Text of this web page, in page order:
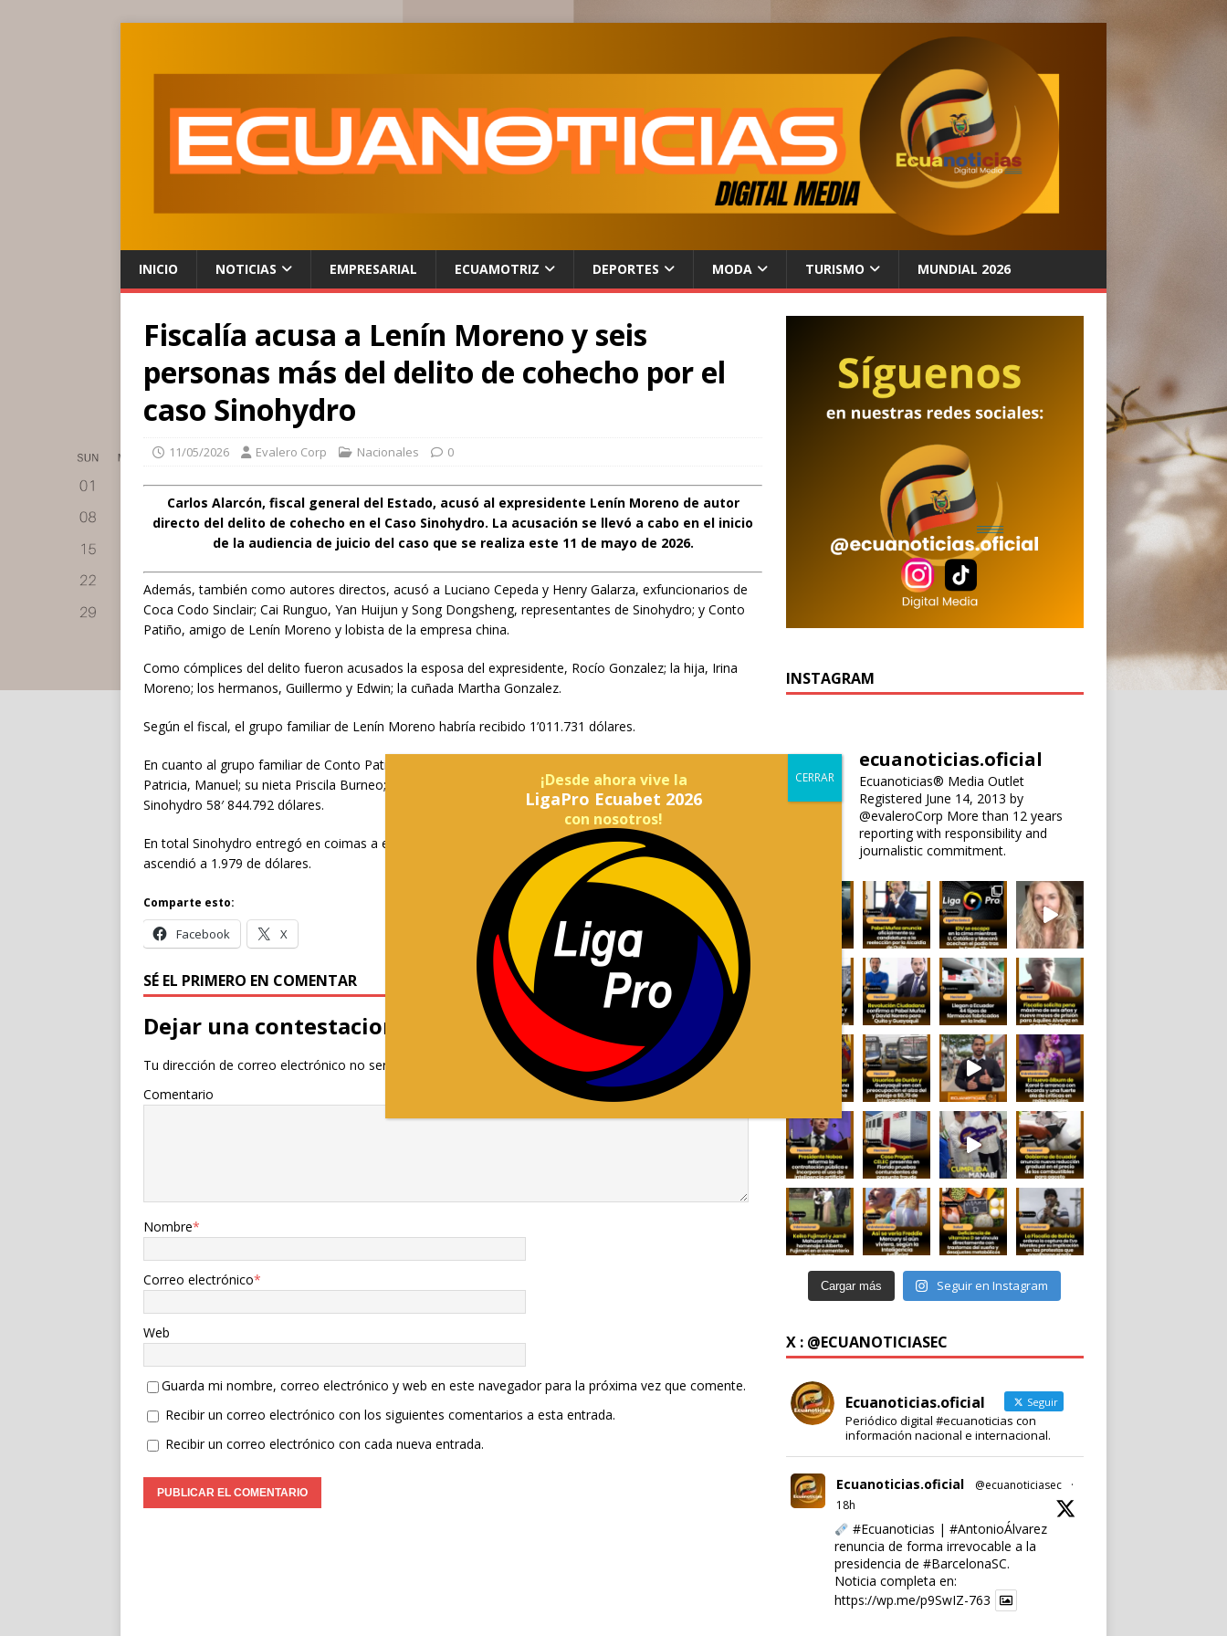
INICIO NOTICIAS EMPRESARIAL ECUAMOTRIZ DEPORTES MODA TURISMO MUNDIAL 2026
Fiscalía acusa a Lenín Moreno y seis
personas más del delito de cohecho por el
caso Sinohydro
11/05/2026 Evalero Corp Nacionales 0
Carlos Alarcón, fiscal general del Estado, acusó al expresidente Lenín Moreno de autor
directo del delito de cohecho en el Caso Sinohydro. La acusación se llevó a cabo en el inicio
de la audiencia de juicio del caso que se realiza este 11 de mayo de 2026.
Además, también como autores directos, acusó a Luciano Cepeda y Henry Galarza, exfuncionarios de
Coca Codo Sinclair; Cai Runguo, Yan Huijun y Song Dongsheng, representantes de Sinohydro; y Conto
Patiño, amigo de Lenín Moreno y lobista de la empresa china.
Como cómplices del delito fueron acusados la esposa del expresidente, Rocío Gonzalez; la hija, Irina
Moreno; los hermanos, Guillermo y Edwin; la cuñada Martha Gonzalez.
Según el fiscal, el grupo familiar de Lenín Moreno habría recibido 1’011.731 dólares.
En cuanto al grupo familiar de Conto Patiño, fueron acusados sus hijos: María Auxiliadora, Juan Carlos,
Patricia, Manuel; su nieta Priscila Burneo; su yerno Xavier Macias. La familia de Conto Patiño recibió de
Sinohydro 58′ 844.792 dólares.
En total Sinohydro entregó en coimas a estos dos grupos familiares el 4 % del contrato inicial, que
ascendió a 1.979 de dólares.
Comparte esto:
Facebook X
SÉ EL PRIMERO EN COMENTAR
Dejar una contestacion
Tu dirección de correo electrónico no será publicada.
Comentario
Nombre*
Correo electrónico*
Web
Guarda mi nombre, correo electrónico y web en este navegador para la próxima vez que comente.
Recibir un correo electrónico con los siguientes comentarios a esta entrada.
Recibir un correo electrónico con cada nueva entrada.
INSTAGRAM
ecuanoticias.oficial
Ecuanoticias® Media Outlet
Registered June 14, 2013 by
@evaleroCorp More than 12 years
reporting with responsibility and
journalistic commitment.
Cargar más Seguir en Instagram
X : @ECUANOTICIASEC
Ecuanoticias.oficial Seguir
Periódico digital #ecuanoticias con
información nacional e internacional.
Ecuanoticias.oficial @ecuanoticiasec
·
18h
#Ecuanoticias | #AntonioÁlvarez
renuncia de forma irrevocable a la
presidencia de #BarcelonaSC.
Noticia completa en:
https://wp.me/p9SwIZ-763
¡Desde ahora vive la
LigaPro Ecuabet 2026
con nosotros!